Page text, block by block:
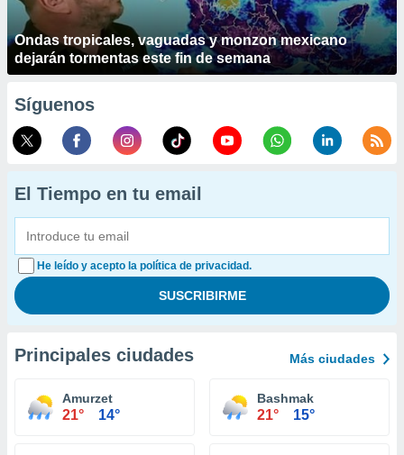
Ondas tropicales, vaguadas y monzon mexicano
dejarán tormentas este fin de semana
Síguenos
El Tiempo en tu email
He leído y acepto la política de privacidad.
Principales ciudades Más ciudades
Amurzet
21° 14°
Bashmak
21° 15°